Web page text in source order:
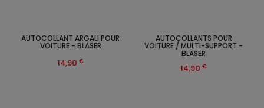
AUTOCOLLANT ARGALI POUR
VOITURE - BLASER
14,90 €
AUTOCOLLANTS POUR
VOITURE / MULTI-SUPPORT -
BLASER
14,90 €